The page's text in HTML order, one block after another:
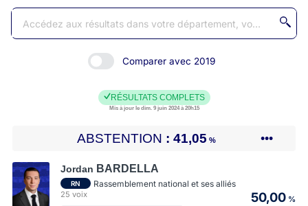
Comparer avec 2019
RÉSULTATS COMPLETS
Mis à jour le dim. 9 juin 2024 à 20h15
ABSTENTION 41,05 % •••
Jordan BARDELLA
RN Rassemblement national et ses alliés
25 voix 50,00 %